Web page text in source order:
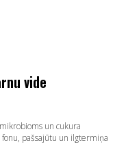
vide
un cukura
pašsajūtu un ilgtermiņa